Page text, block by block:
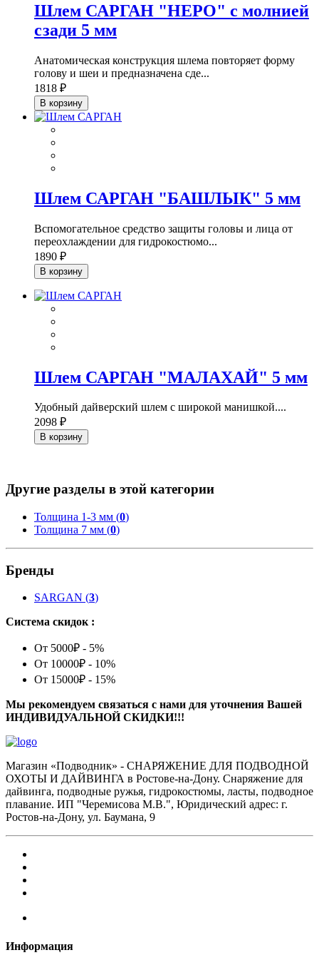
Шлем САРГАН "НЕРО" с молнией
сзади 5 мм
Анатомическая конструкция шлема повторяет форму
голову и шеи и предназначена сде...
1818 ₽
В корзину
Шлем САРГАН "БАШЛЫК" 5 мм
Вспомогательное средство защиты головы и лица от
переохлаждении для гидрокостюмо...
1890 ₽
В корзину
Шлем САРГАН "МАЛАХАЙ" 5 мм
Удобный дайверский шлем с широкой манишкой....
2098 ₽
В корзину
Другие разделы в этой категории
Толщина 1-3 мм (0)
Толщина 7 мм (0)
Бренды
SARGAN (3)
Система скидок :
От 5000₽ - 5%
От 10000₽ - 10%
От 15000₽ - 15%
Мы рекомендуем связаться с нами для уточнения Вашей
ИНДИВИДУАЛЬНОЙ СКИДКИ!!!
Магазин «Подводник» - СНАРЯЖЕНИЕ ДЛЯ ПОДВОДНОЙ
ОХОТЫ И ДАЙВИНГА в Ростове-на-Дону. Снаряжение для
дайвинга, подводные ружья, гидрокостюмы, ласты, подводное
плавание. ИП "Черемисова М.В.", Юридический адрес: г.
Ростов-на-Дону, ул. Баумана, 9
Информация